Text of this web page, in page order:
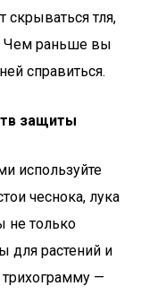
скрываться тля,
Чем раньше вы
справиться.
защиты
используйте
чеснока, лука
не только
для растений и
—